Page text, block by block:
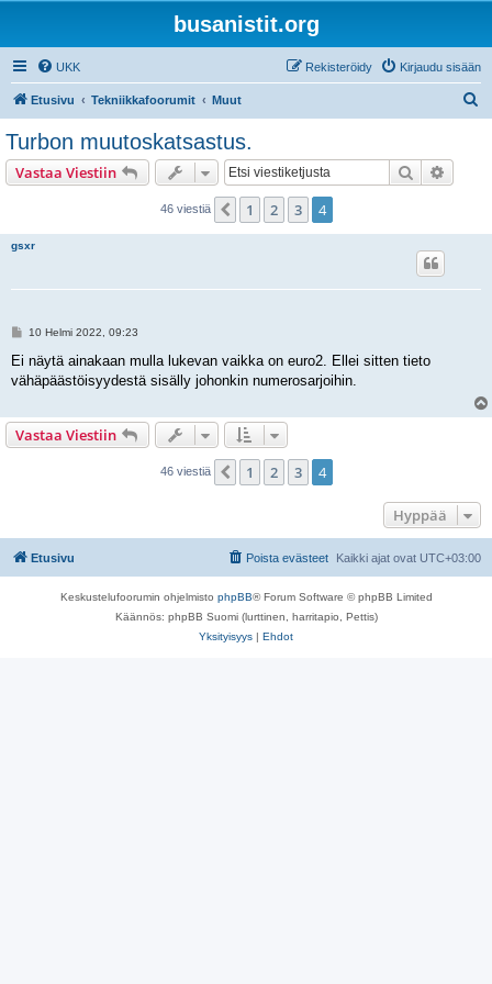
busanistit.org
UKK Kirjaudu sisään
Rekisteröidy
Etusivu Tekniikkafoorumit Muut
Turbon muutoskatsastus.
Vastaa Viestiin Etsi
46 viestiä Edellinen
1 2 3 4
gsxr
V
e
t
10 Helmi 2022, 09:23
Ei näytä ainakaan mulla lukevan vaikka on euro2. Ellei sitten tieto
vähäpäästöisyydestä sisälly johonkin numerosarjoihin.
Vastaa Viestiin
46 viestiä Edellinen
1 2 3 4
Hyppää
Etusivu Kaikki ajat ovat UTC+03:00
Poista evästeet
Keskustelufoorumin ohjelmisto phpBB® Forum Software © phpBB Limited
Käännös: phpBB Suomi (lurttinen, harritapio, Pettis)
Yksityisyys | Ehdot